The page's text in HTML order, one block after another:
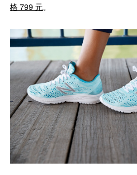
格 799 元。